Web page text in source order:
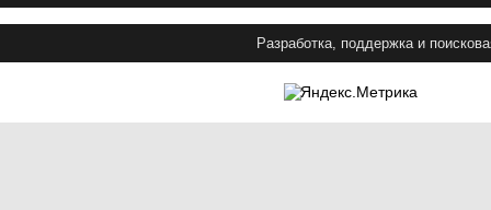
Разработка, поддержка и